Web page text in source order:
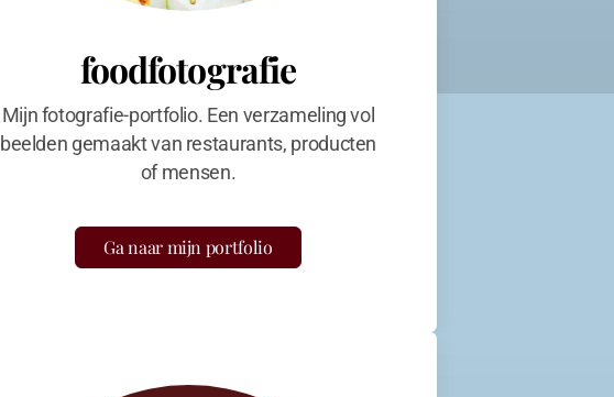
foodfotografie
Mijn fotografie-portfolio. Een verzameling vol
beelden gemaakt van restaurants, producten
of mensen.
Ga naar mijn portfolio